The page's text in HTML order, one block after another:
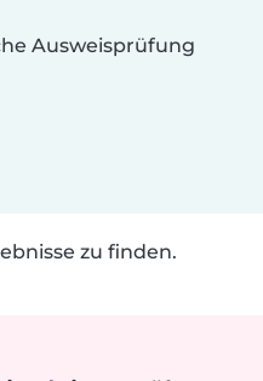
Ausweisprüfung
zu finden.